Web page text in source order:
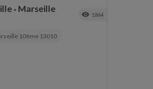
• Marseille
visibility 1864
10ème 13010